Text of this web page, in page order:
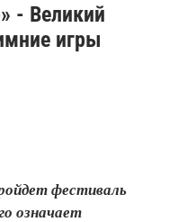
- Великий
игры
фестиваль
означает